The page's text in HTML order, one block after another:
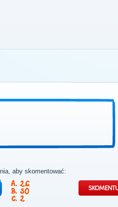
aby skomentować:
26
30
2